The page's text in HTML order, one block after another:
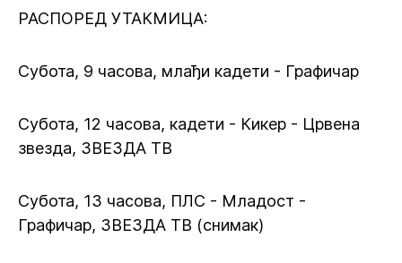
РАСПОРЕД УТАКМИЦА:
Субота, 9 часова, млађи кадети - Графичар
Субота, 12 часова, кадети - Кикер - Црвена
звезда, ЗВЕЗДА ТВ
Субота, 13 часова, ПЛС - Младост -
Графичар, ЗВЕЗДА ТВ (снимак)